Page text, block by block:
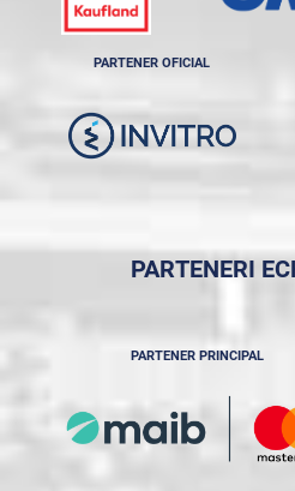
PARTENER OFICIAL
PARTENERI
PARTENER PRINCIPAL